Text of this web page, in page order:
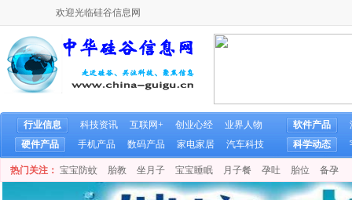
欢迎光临硅谷信息网
行业信息 科技资讯 互联网+ 创业心经
业界人物
硬件产品
手机产品 数码产品 家电家居 汽车科技
软件产品
科学动态
热门关注： 宝宝防蚊 胎教 坐月子 宝宝睡眠 月子餐 孕吐 胎位 备孕